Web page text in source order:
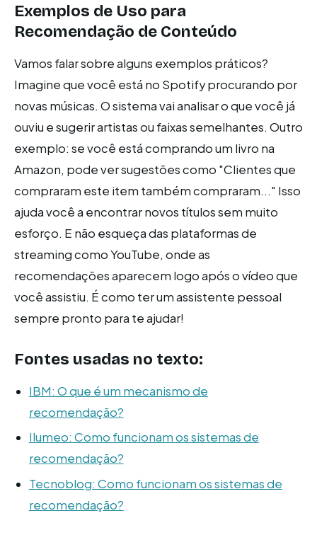
Exemplos de Uso para
Recomendação de Conteúdo
Vamos falar sobre alguns exemplos práticos?
Imagine que você está no Spotify procurando por
novas músicas. O sistema vai analisar o que você já
ouviu e sugerir artistas ou faixas semelhantes. Outro
exemplo: se você está comprando um livro na
Amazon, pode ver sugestões como "Clientes que
compraram este item também compraram..." Isso
ajuda você a encontrar novos títulos sem muito
esforço. E não esqueça das plataformas de
streaming como YouTube, onde as
recomendações aparecem logo após o vídeo que
você assistiu. É como ter um assistente pessoal
sempre pronto para te ajudar!
Fontes usadas no texto:
IBM: O que é um mecanismo de
recomendação?
Ilumeo: Como funcionam os sistemas de
recomendação?
Tecnoblog: Como funcionam os sistemas de
recomendação?